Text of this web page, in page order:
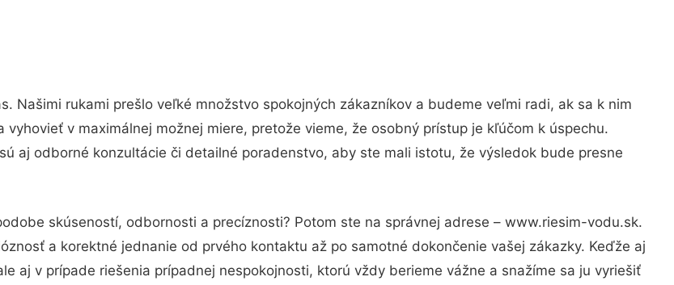
Našimi rukami prešlo veľké množstvo spokojných zákazníkov a budeme veľmi radi, ak sa k nim
v maximálnej možnej miere, pretože vieme, že osobný prístup je kľúčom k úspechu.
aj odborné konzultácie či detailné poradenstvo, aby ste mali istotu, že výsledok bude presne
skúseností, odbornosti a precíznosti? Potom ste na správnej adrese – www.riesim-vodu.sk.
a korektné jednanie od prvého kontaktu až po samotné dokončenie vašej zákazky. Keďže aj
aj v prípade riešenia prípadnej nespokojnosti, ktorú vždy berieme vážne a snažíme sa ju vyriešiť